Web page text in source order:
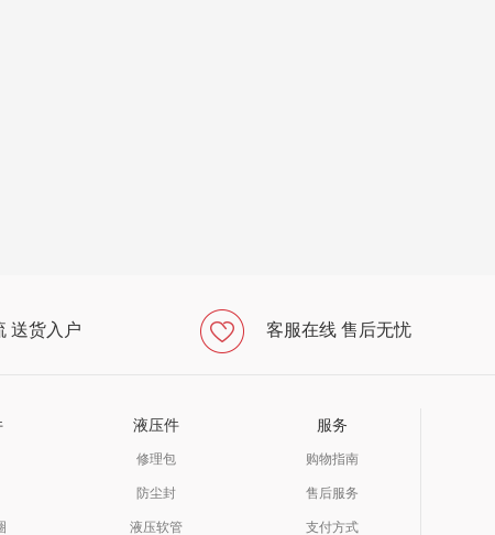
送货入户 客服在线 售后无忧
液压件
修理包
防尘封
液压软管
服务
购物指南
售后服务
支付方式